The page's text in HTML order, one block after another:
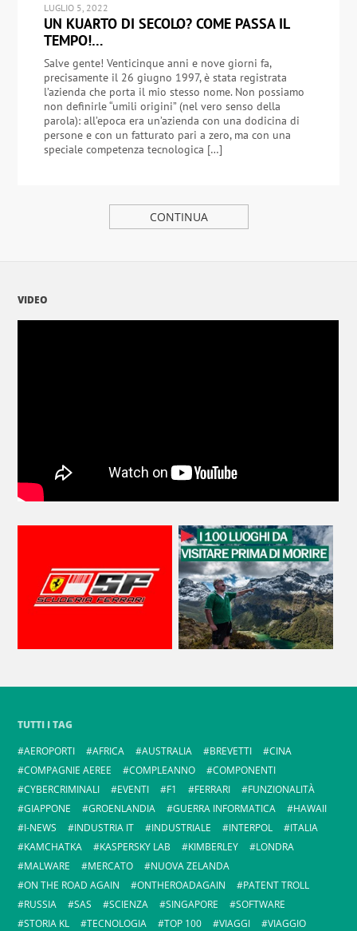
LUGLIO 5, 2022
UN KUARTO DI SECOLO? COME PASSA IL
TEMPO!…
Salve gente! Venticinque anni e nove giorni fa,
precisamente il 26 giugno 1997, è stata registrata
l’azienda che porta il mio stesso nome. Non possiamo
non definirle “umili origini” (nel vero senso della
parola): all’epoca era un’azienda con una dodicina di
persone e con un fatturato pari a zero, ma con una
speciale competenza tecnologica […]
CONTINUA
VIDEO
TUTTI I TAG
AEROPORTI
AFRICA AUSTRALIA BREVETTI
CINA
COMPAGNIE AEREE
COMPLEANNO
COMPONENTI
CYBERCRIMINALI
EVENTI F1 FERRARI
FUNZIONALITÀ
GIAPPONE
GROENLANDIA GUERRA INFORMATICA
HAWAII
I-NEWS
INDUSTRIA IT INDUSTRIALE INTERPOL
ITALIA
KAMCHATKA
KASPERSKY LAB KIMBERLEY
LONDRA
MALWARE
MERCATO
NUOVA ZELANDA
ON THE ROAD AGAIN
ONTHEROADAGAIN
PATENT TROLL
RUSSIA
SAS SCIENZA SINGAPORE
SOFTWARE
STORIA KL
TECNOLOGIA TOP 100 VIAGGI
VIAGGIO